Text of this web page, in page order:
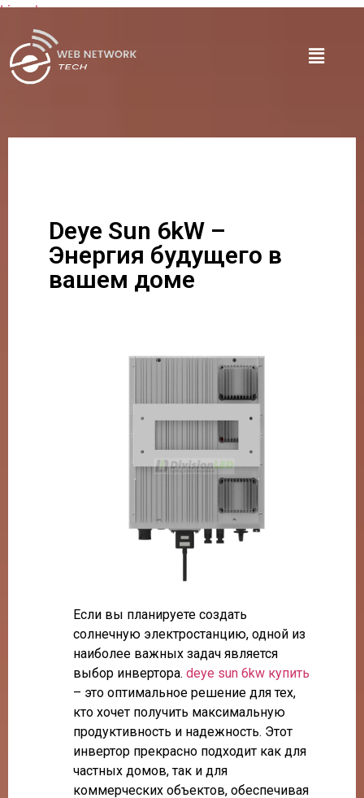
Lire plus
Deye Sun 6kW –
Энергия будущего в
вашем доме
Если вы планируете создать
солнечную электростанцию, одной из
наиболее важных задач является
выбор инвертора. deye sun 6kw купить
– это оптимальное решение для тех,
кто хочет получить максимальную
продуктивность и надежность. Этот
инвертор прекрасно подходит как для
частных домов, так и для
коммерческих объектов, обеспечивая